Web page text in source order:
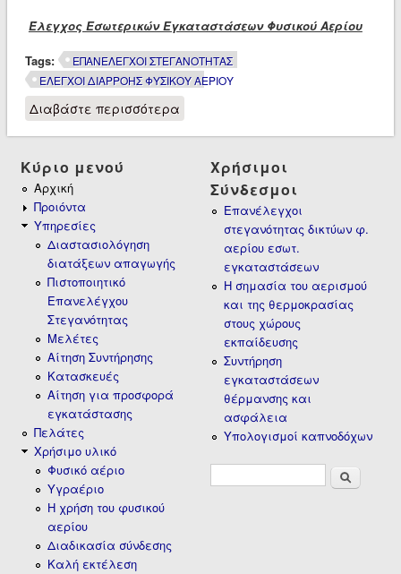
Έλεγχος Εσωτερικών Εγκαταστάσεων Φυσικού Αερίου
Tags:
ΕΠΑΝΕΛΕΓΧΟΙ ΣΤΕΓΑΝΟΤΗΤΑΣ
ΕΛΕΓΧΟΙ ΔΙΑΡΡΟΗΣ ΦΥΣΙΚΟΥ ΑΕΡΙΟΥ
Διαβάστε περισσότερα
στεγανότητας δικτύων φυσικού
εγκαταστάσεων στη
Θεσσαλονίκη!
Κύριο μενού
Αρχική
Προιόντα
Υπηρεσίες
Διαστασιολόγηση
διατάξεων απαγωγής
Πιστοποιητικό
Επανελέγχου
Στεγανότητας
Μελέτες
Αίτηση Συντήρησης
Κατασκευές
Αίτηση για προσφορά
εγκατάστασης
Πελάτες
Χρήσιμο υλικό
Φυσικό αέριο
Υγραέριο
H χρήση του φυσικού
αερίου
Διαδικασία σύνδεσης
Καλή εκτέλεση
Χρήσιμοι
Σύνδεσμοι
Επανέλεγχοι
στεγανότητας δικτύων φ.
αερίου εσωτ.
εγκαταστάσεων
Η σημασία του αερισμού
και της θερμοκρασίας
στους χώρους
εκπαίδευσης
Συντήρηση
εγκαταστάσεων
θέρμανσης και
ασφάλεια
Υπολογισμοί καπνοδόχων
Φόρμα
Αναζήτηση